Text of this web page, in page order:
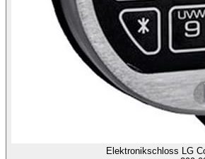
Elektronikschloss LG